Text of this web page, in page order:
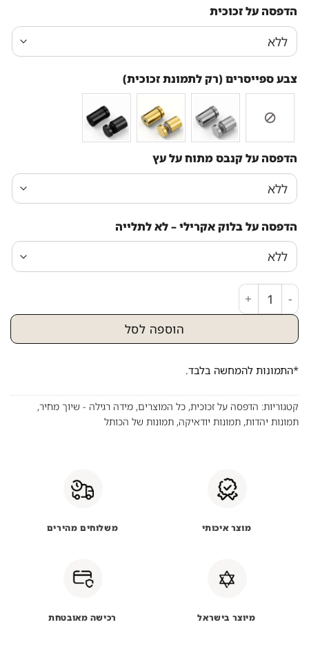
הדפסה על זכוכית
צבע ספייסרים (רק לתמונת זכוכית)
הדפסה על קנבס מתוח על עץ
הדפסה על בלוק אקרילי – לא לתלייה
כמות של 2021 - ציור אבסטרקט של חומות ירושלים על קנבס או זכוכית מחוסמת
הוספה לסל
*התמונות להמחשה בלבד.
קטגוריות: הדפסה על זכוכית, כל המוצרים, מידה רגילה - שיוך מחיר,
תמונות יהדות, תמונות יודאיקה, תמונות של הכותל
מוצר איכותי משלוחים מהירים
מיוצר בישראל רכישה מאובטחת